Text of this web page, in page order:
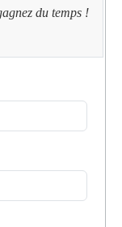
du temps !